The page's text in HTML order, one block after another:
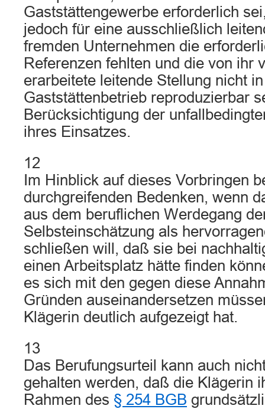
Gaststättengewerbe erforderlich
jedoch für eine ausschließlich
fremden Unternehmen die
Referenzen fehlten und die von ihr
erarbeitete leitende Stellung nicht
Gaststättenbetrieb reproduzierbar
Berücksichtigung der
ihres Einsatzes.
12
Im Hinblick auf dieses Vorbringen
durchgreifenden Bedenken, wenn
aus dem beruflichen Werdegang
Selbsteinschätzung als
schließen will, daß sie bei
einen Arbeitsplatz hätte finden
es sich mit den gegen diese
Gründen auseinandersetzen
Klägerin deutlich aufgezeigt hat.
13
Das Berufungsurteil kann auch
gehalten werden, daß die Klägerin
Rahmen des § 254 BGB